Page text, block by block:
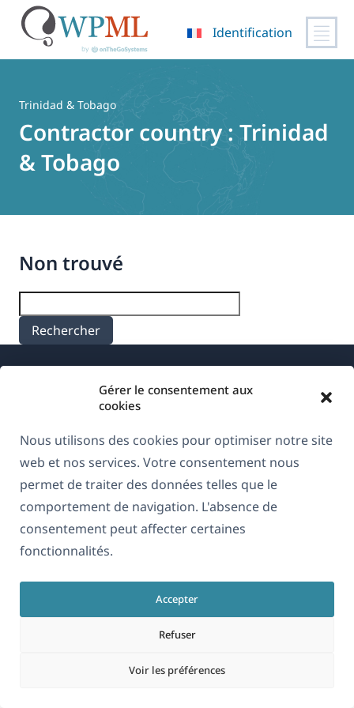
Gérer le consentement aux
cookies
Nous utilisons des cookies pour optimiser notre site
web et nos services. Votre consentement nous
permet de traiter des données telles que le
comportement de navigation. L'absence de
consentement peut affecter certaines
fonctionnalités.
Accepter
Refuser
Voir les préférences
contenu
Identification
Trinidad & Tobago
Contractor country : Trinidad
& Tobago
Non trouvé
OnTheGoSystems Limited
Français
À propos de WPML
RGPD & Politique de confidentialité
Rejoignez notre équipe(s'ouvre
(s'ouvre
une
nouvelle
fenêtre)
(s'ouvre
une
nouvelle
fenêtre)
(s'ouvre
une
fenêtre)